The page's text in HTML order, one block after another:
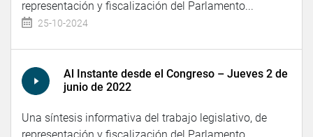
representación y fiscalización del Parlamento...
25-10-2024
Al Instante desde el Congreso – Jueves 2 de
junio de 2022
Una síntesis informativa del trabajo legislativo, de